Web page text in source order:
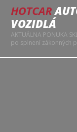
HOTCAR
VOZIDLÁ
AKTUÁLNA PONUKA
po splnení zákonných